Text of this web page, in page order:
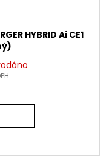
HYBRID Ai CE1